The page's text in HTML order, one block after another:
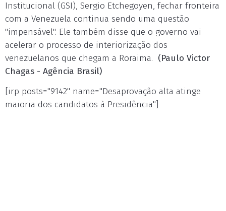
Institucional (GSI), Sergio Etchegoyen, fechar fronteira
com a Venezuela continua sendo uma questão
"impensável". Ele também disse que o governo vai
acelerar o processo de interiorização dos
venezuelanos que chegam a Roraima. (Paulo Victor
Chagas - Agência Brasil)
[irp posts="9142" name="Desaprovação alta atinge
maioria dos candidatos à Presidência"]